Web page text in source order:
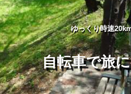
ゆっくり時速
自転車で旅